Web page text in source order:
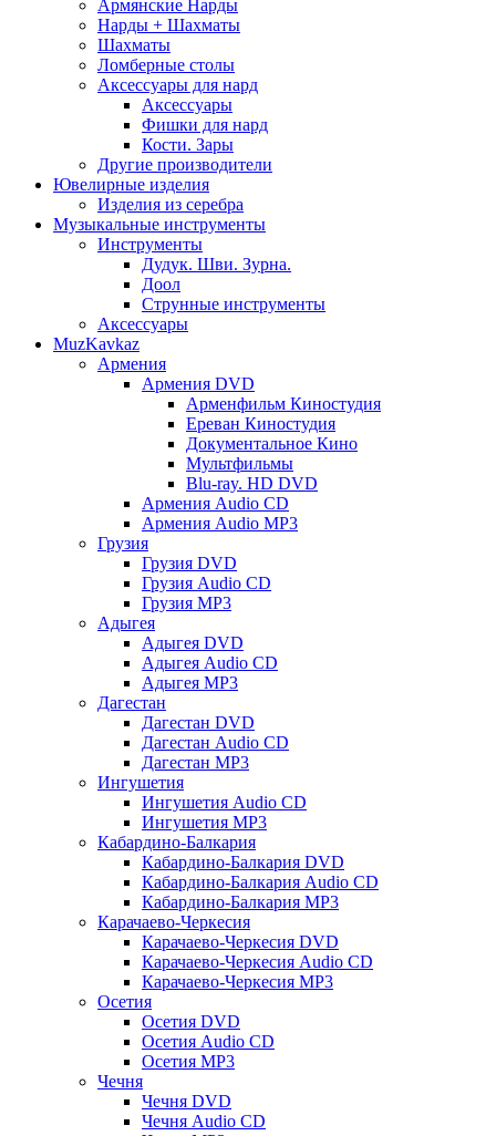
Армянские Нарды
Нарды + Шахматы
Шахматы
Ломберные столы
Аксессуары для нард
Аксессуары
Фишки для нард
Кости. Зары
Другие производители
Ювелирные изделия
Изделия из серебра
Музыкальные инструменты
Инструменты
Дудук. Шви. Зурна.
Доол
Струнные инструменты
Аксессуары
MuzKavkaz
Армения
Армения DVD
Арменфильм Киностудия
Ереван Киностудия
Документальное Кино
Мультфильмы
Blu-ray. HD DVD
Армения Audio CD
Армения Audio MP3
Грузия
Грузия DVD
Грузия Audio CD
Грузия MP3
Адыгея
Адыгея DVD
Адыгея Audio CD
Адыгея MP3
Дагестан
Дагестан DVD
Дагестан Audio CD
Дагестан MP3
Ингушетия
Ингушетия Audio CD
Ингушетия MP3
Кабардино-Балкария
Кабардино-Балкария DVD
Кабардино-Балкария Audio CD
Кабардино-Балкария MP3
Карачаево-Черкесия
Карачаево-Черкесия DVD
Карачаево-Черкесия Audio CD
Карачаево-Черкесия MP3
Осетия
Осетия DVD
Осетия Audio CD
Осетия MP3
Чечня
Чечня DVD
Чечня Audio CD